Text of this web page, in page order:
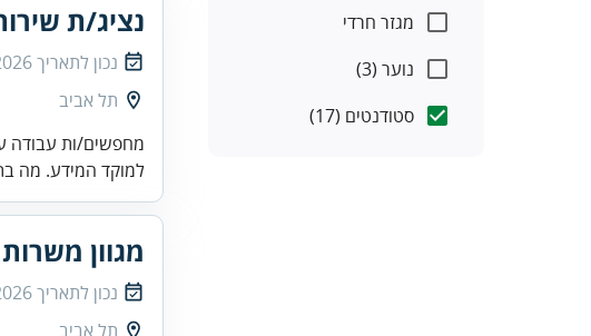
מגזר חרדי
נוער (3)
סטודנטים (17)
נציג/ת
נכון לתאריך
תל אביב
מחפשים/ות עבודה
למוקד המידע. מה
מגוון
נכון לתאריך
תל אביב